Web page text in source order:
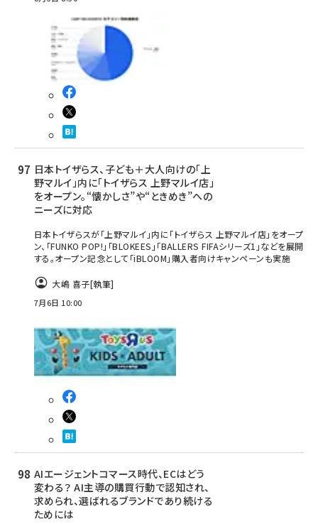
日本トイザらス、子ども＋大人向けの「上
野マルイ」内に「トイザらス 上野マルイ店」
をオープン。“懐かしさ”や“ときめき”への
ニーズに対応
日本トイザらスが「上野マルイ」内に「トイザらス 上野マルイ店」をオープ
ン、「FUNKO POP!」「BLOKEES」「BALLERS FIFAシリーズ1」などを展開
する。オープン記念として「iBLOOM」購入者向けキャンペーンも実施
大嶋 喜子[執筆]
7月6日 10:00
AIエージェントコマース時代、ECはどう
変わる？ AI主導の購買行動で認知され、
求められ、選ばれるブランドであり続ける
ためには